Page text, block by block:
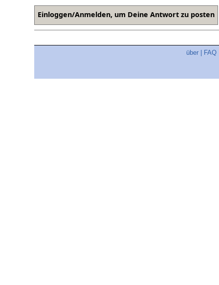
über FAQ